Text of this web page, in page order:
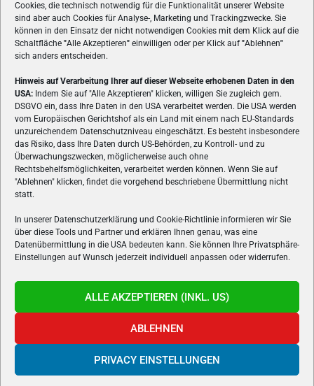
Cookies, die technisch notwendig für die Funktionalität unserer Website
sind aber auch Cookies für Analyse-, Marketing und Trackingzwecke. Sie
können in den Einsatz der nicht notwendigen Cookies mit dem Klick auf die
Schaltfläche "Alle Akzeptieren" einwilligen oder per Klick auf"Ablehnen"
sich anders entscheiden.
Hinweis auf Verarbeitung Ihrer auf dieser Webseite erhobenen Daten in den
USA: Indem Sie auf "Alle Akzeptieren" klicken, willigen Sie zugleich gem.
DSGVO ein, dass Ihre Daten in den USA verarbeitet werden. Die USA werden
vom Europäischen Gerichtshof als ein Land mit einem nach EU-Standards
unzureichendem Datenschutzniveau eingeschätzt. Es besteht insbesondere
das Risiko, dass Ihre Daten durch US-Behörden, zu Kontroll- und zu
Überwachungszwecken, möglicherweise auch ohne
Rechtsbehelfsmöglichkeiten, verarbeitet werden können. Wenn Sie auf
"Ablehnen" klicken, findet die vorgehend beschriebene Übermittlung nicht
statt.
In unserer Datenschutzerklärung und Cookie-Richtlinie informieren wir Sie
über diese Tools und Partner und erklären Ihnen genau, was eine
Datenübermittlung in die USA bedeuten kann. Sie können Ihre Privatsphäre-
Einstellungen auf Wunsch jederzeit individuell anpassen oder widerrufen.
ALLE AKZEPTIEREN (INKL. US)
ABLEHNEN
PRIVACY EINSTELLUNGEN
ÜBER UNS
VON GAMERN, FÜR GAMER! Gamers.at ist das älteste Online-
Spielemagazin Österreichs und bringt täglich aktuelle News,
Reviews und Videos zu PC- und Konsolenspielen, Gaming-
Hardware und aus der Welt des e-Sport's.
FOLGE UNS
Gamers.at v6 © 1999-2024 All Rights Reserved -Kontakt|Impressum|